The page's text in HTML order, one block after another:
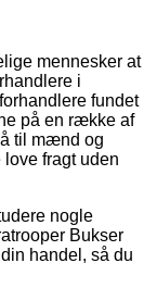
mennesker at
i
fundet
på en række af
til mænd og
fragt uden
nogle
Bukser
handel, så du